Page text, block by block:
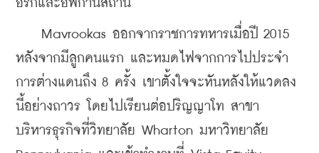
อิรักและอัฟกานิสถาน
Mavrookas ออกจากราชการทหารเมื่อปี 2015
หลังจากมีลูกคนแรก และหมดไฟจากการไปประจำ
การต่างแดนถึง 8 ครั้ง เขาตั้งใจจะหันหลังให้แวดลง
นี้อย่างถาวร โดยไปเรียนต่อปริญญาโท สาขา
บริหารธุรกิจที่วิทยาลัย Wharton มหาวิทยาลัย